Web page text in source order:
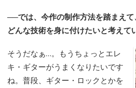
──では、今作の制作方法を踏まえて
どんな技術を身に付けたいと考えて
そうだなぁ…。もうちょっとエレ
キ・ギターがうまくなりたいです
ね。普段、ギター・ロックとかを